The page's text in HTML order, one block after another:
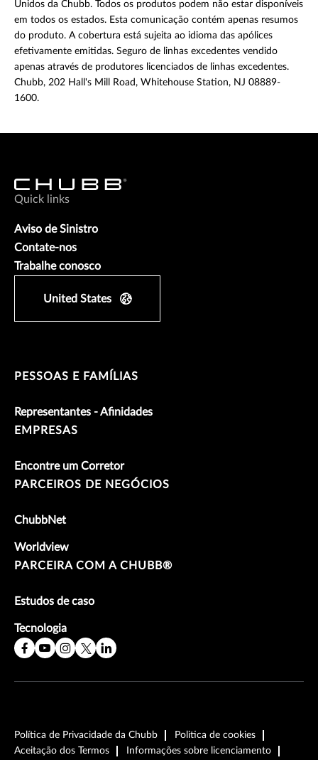
Unidos da Chubb. Todos os produtos podem não estar disponíveis
em todos os estados. Esta comunicação contém apenas resumos
do produto. A cobertura está sujeita ao idioma das apólices
efetivamente emitidas. Seguro de linhas excedentes vendido
apenas através de produtores licenciados de linhas excedentes.
Chubb, 202 Hall's Mill Road, Whitehouse Station, NJ 08889-
1600.
Quick links
Aviso de Sinistro
Contate-nos
Trabalhe conosco
United States
PESSOAS E FAMÍLIAS
Representantes - Afinidades
EMPRESAS
Encontre um Corretor
PARCEIROS DE NEGÓCIOS
ChubbNet
Worldview
PARCEIRA COM A CHUBB®
Estudos de caso
Tecnologia
Política de Privacidade da Chubb
Politica de cookies
Aceitação dos Termos
Informações sobre licenciamento